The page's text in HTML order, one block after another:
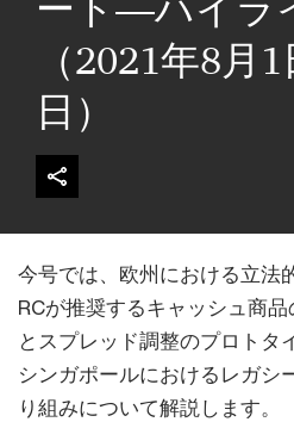
（2021年8月
日）
今号では、欧州における立法
RCが推奨するキャッシュ商
とスプレッド調整のプロトタ
シンガポールにおけるレガシ
り組みについて解説します。